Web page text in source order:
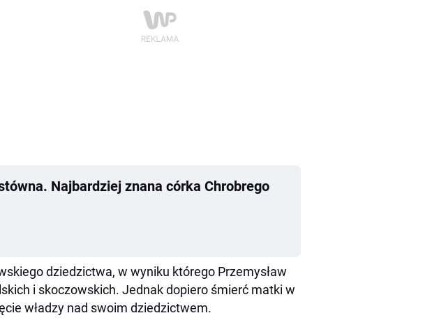
Najbardziej znana córka Chrobrego
dziedzictwa, w wyniku którego Przemysław
i skoczowskich. Jednak dopiero śmierć matki w
władzy nad swoim dziedzictwem.